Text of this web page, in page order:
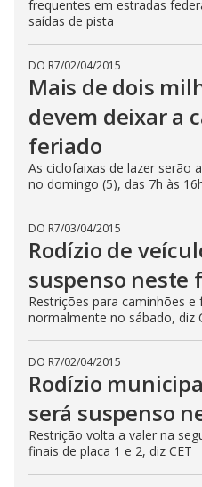
frequentes em estradas
saídas de pista
DO R7/02/04/2015
Mais de dois
devem deixar a
feriado
As ciclofaixas de lazer serão
no domingo (5), das 7h às
DO R7/03/04/2015
Rodízio de
suspenso neste
Restrições para caminhões
normalmente no sábado, diz
DO R7/02/04/2015
Rodízio
será suspenso
Restrição volta a valer na
finais de placa 1 e 2, diz CET